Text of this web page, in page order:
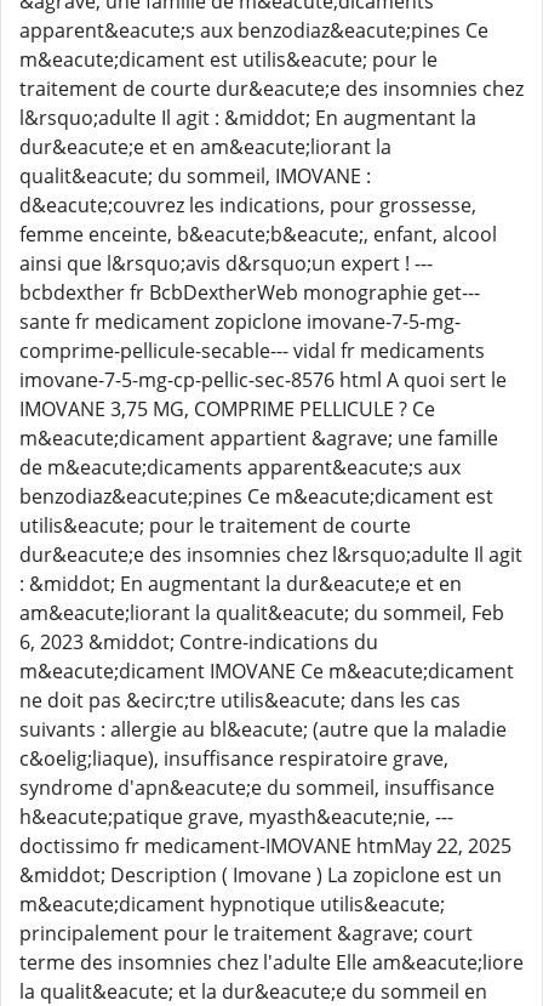
apparent&eacute;s aux benzodiaz&eacute;pines Ce
m&eacute;dicament est utilis&eacute; pour le
traitement de courte dur&eacute;e des insomnies chez
l&rsquo;adulte Il agit : &middot; En augmentant la
dur&eacute;e et en am&eacute;liorant la
qualit&eacute; du sommeil, IMOVANE :
d&eacute;couvrez les indications, pour grossesse,
femme enceinte, b&eacute;b&eacute;, enfant, alcool
ainsi que l&rsquo;avis d&rsquo;un expert ! ---
bcbdexther fr BcbDextherWeb monographie get---
sante fr medicament zopiclone imovane-7-5-mg-
comprime-pellicule-secable--- vidal fr medicaments
imovane-7-5-mg-cp-pellic-sec-8576 html A quoi sert le
IMOVANE 3,75 MG, COMPRIME PELLICULE ? Ce
m&eacute;dicament appartient &agrave; une famille
de m&eacute;dicaments apparent&eacute;s aux
benzodiaz&eacute;pines Ce m&eacute;dicament est
utilis&eacute; pour le traitement de courte
dur&eacute;e des insomnies chez l&rsquo;adulte Il agit
: &middot; En augmentant la dur&eacute;e et en
am&eacute;liorant la qualit&eacute; du sommeil, Feb
6, 2023 &middot; Contre-indications du
m&eacute;dicament IMOVANE Ce m&eacute;dicament
ne doit pas &ecirc;tre utilis&eacute; dans les cas
suivants : allergie au bl&eacute; (autre que la maladie
c&oelig;liaque), insuffisance respiratoire grave,
syndrome d'apn&eacute;e du sommeil, insuffisance
h&eacute;patique grave, myasth&eacute;nie, ---
doctissimo fr medicament-IMOVANE htmMay 22, 2025
&middot; Description ( Imovane ) La zopiclone est un
m&eacute;dicament hypnotique utilis&eacute;
principalement pour le traitement &agrave; court
terme des insomnies chez l'adulte Elle am&eacute;liore
la qualit&eacute; et la dur&eacute;e du sommeil en